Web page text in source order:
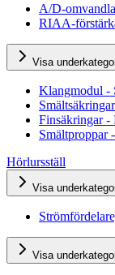
A/D-
RIAA-
Visa
Klangmodul -
Finsäkringar -
Smältproppar
Hörlursställ
Visa
Visa